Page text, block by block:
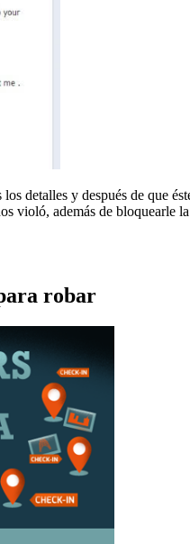
detalles y después de que
violó, además de bloquearle
robar